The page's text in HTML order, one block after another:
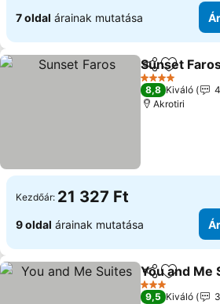
7 oldal árainak mutatása
Megosztás
Sunset
4 Kategória
8,8 Kiváló
Akrotiri
Kezdőár: 21 327 Ft
9 oldal árainak mutatása
Megosztás
You and Me
3 Kategória
9,5 Kiváló